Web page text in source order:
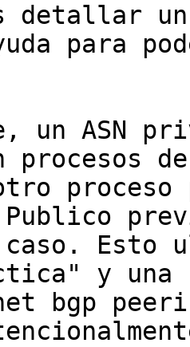
detallar
para
un ASN
Publico
Esto
y
bgp